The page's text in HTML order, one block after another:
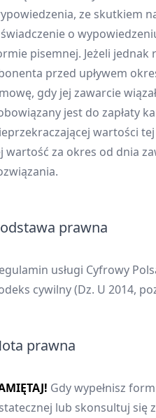
ze skutkiem
o
pisemnej. Jeżeli
przed upływem
gdy jej zawarcie
jest do zapłaty
wartości
wartość za okres od dnia
prawna
usługi Cyfrowy
cywilny (Dz. U 2014,
prawna
Gdy wypełnisz
lub skonsultuj się